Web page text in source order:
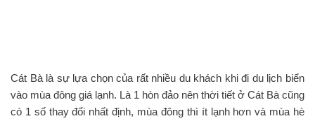
Cát Bà là sự lựa chọn của rất nhiều du khách khi đi du lịch biển
vào mùa đông giá lạnh. Là 1 hòn đảo nên thời tiết ở Cát Bà cũng
có 1 số thay đổi nhất định, mùa đông thì ít lạnh hơn và mùa hè